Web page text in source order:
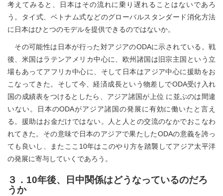
考えてみると、日本はその流れに乗り遅れることはないであろ
う。タイ式、ベトナム式などのグローバルスタンダード消化方法
に日本はひとつのモデルを提供できるのではないか。
その可能性は日本が行った対アジアのODAに示されている。戦
後、米国はラテンアメリカ中心に、欧州諸国は旧宗主国という立
場もあってアフリカ中心に、そして日本はアジア中心に援助をお
こなってきた。そして今、経済成長という物差しでODA受け入れ
国の成績表をつけるとしたら、アジア諸国が上位 に並ぶのは間違
いない。日本のODAがアジア諸国の発展に有効に働いたと言え
る。援助はお金だけではない。人と人との交流のなかでおこなわ
れてきた。その意味で日本のアジアで果たしたODAの意義を誇っ
ても良いし、またここ10年はこのやり方を踏襲してアジア太平洋
の発展に寄与していくであろう。
３．10年後、日中関係はどうなっているのだろ
うか